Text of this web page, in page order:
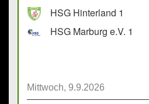
HSG Hinterland 1
HSG Marburg e.V. 1
Mittwoch, 9.9.2026